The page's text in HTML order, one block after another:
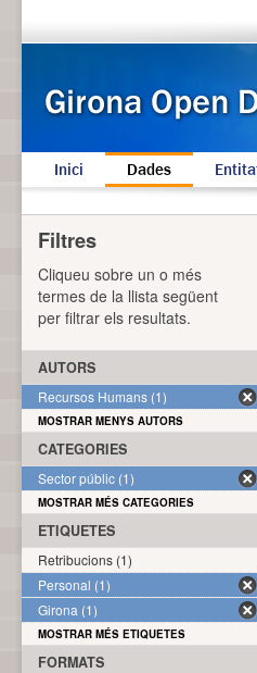
Inici Dades
Filtres
Cliqueu sobre un o més
termes de la llista següent
per filtrar els resultats.
AUTORS
Recursos Humans (1)
MOSTRAR MENYS AUTORS
CATEGORIES
Sector públic (1)
MOSTRAR MÉS CATEGORIES
ETIQUETES
Retribucions (1)
Personal (1)
Girona (1)
MOSTRAR MÉS ETIQUETES
FORMATS